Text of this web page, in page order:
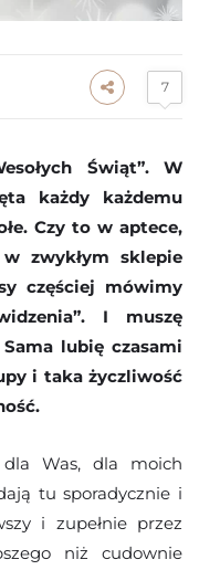
7
Świąt”. W
każdy każdemu
Czy to w aptece,
zwykłym sklepie
częściej mówimy
I muszę
lubię czasami
i taka życzliwość
Was, dla moich
tu sporadycznie i
i zupełnie przez
niż cudownie